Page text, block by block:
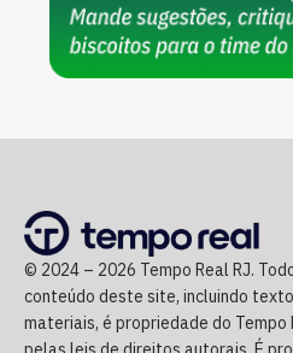
© 2024 – 2026 Tempo Real RJ.
conteúdo deste site, incluindo
materiais, é propriedade do